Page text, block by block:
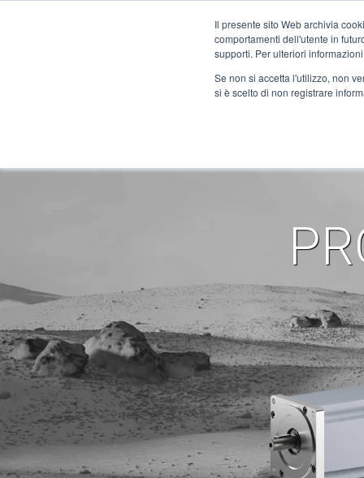
Il presente sito Web archivia
comportamenti dell'utente in
supporti. Per ulteriori
Se non si accetta l'utilizzo, non
si è scelto di non registrare
COMPANY SI PLANETS
NXH